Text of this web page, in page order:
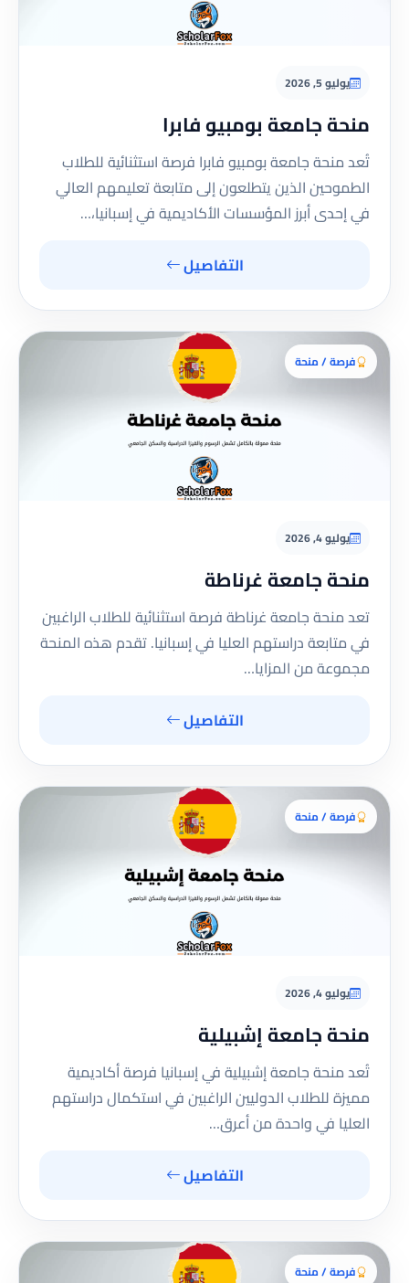
يوليو 5, 2026
منحة جامعة بومبيو فابرا
تُعد منحة جامعة بومبيو فابرا فرصة استثنائية للطلاب
الطموحين الذين يتطلعون إلى متابعة تعليمهم العالي
في إحدى أبرز المؤسسات الأكاديمية في إسبانيا،…
التفاصيل
فرصة / منحة
يوليو 4, 2026
منحة جامعة غرناطة
تعد منحة جامعة غرناطة فرصة استثنائية للطلاب الراغبين
في متابعة دراستهم العليا في إسبانيا. تقدم هذه المنحة
مجموعة من المزايا…
التفاصيل
فرصة / منحة
يوليو 4, 2026
منحة جامعة إشبيلية
تُعد منحة جامعة إشبيلية في إسبانيا فرصة أكاديمية
مميزة للطلاب الدوليين الراغبين في استكمال دراستهم
العليا في واحدة من أعرق…
التفاصيل
فرصة / منحة